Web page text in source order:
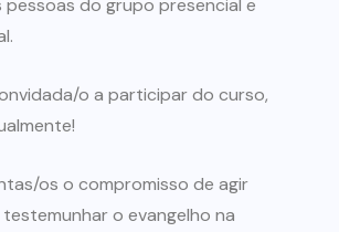
do grupo presencial e
o a participar do curso,
os o compromisso de agir
o evangelho na